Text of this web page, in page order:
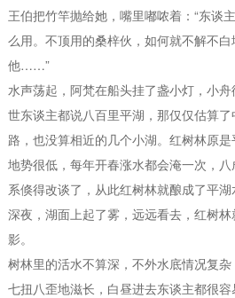
王伯把竹竿抛给她，嘴里嘟哝着：“东谈
么用。不顶用的桑梓伙，如何就不解不
他……”
水声荡起，阿梵在船头挂了盏小灯，小舟
世东谈主都说八百里平湖，那仅仅估算
路，也没算相近的几个小湖。红树林原是
地势很低，每年开春涨水都会淹一次，
系倏得改谈了，从此红树林就酿成了平湖
深夜，湖面上起了雾，远远看去，红树
影。
树林里的活水不算深，不外水底情况复
七扭八歪地滋长，白昼进去东谈主都很容